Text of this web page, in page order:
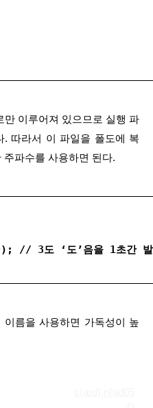
이루어져 있으므로 실행 파
. 따라서 이 파일을 폴도에 복
파수를 사용하면 된다.
// 3도 ‘도’음을 1초간 발
름을 사용하면 가독성이 높